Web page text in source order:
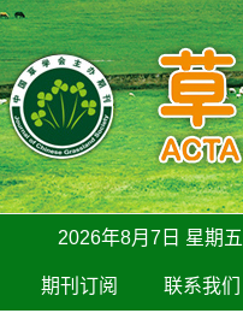
2026年8月7日 星期五
期刊订阅 联系我们